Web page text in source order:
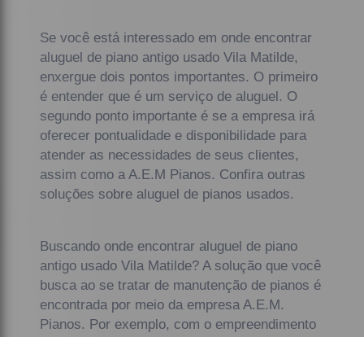
Se você está interessado em onde encontrar
aluguel de piano antigo usado Vila Matilde,
enxergue dois pontos importantes. O primeiro
é entender que é um serviço de aluguel. O
segundo ponto importante é se a empresa irá
oferecer pontualidade e disponibilidade para
atender as necessidades de seus clientes,
assim como a A.E.M Pianos. Confira outras
soluções sobre aluguel de pianos usados.
Buscando onde encontrar aluguel de piano
antigo usado Vila Matilde? A solução que você
busca ao se tratar de manutenção de pianos é
encontrada por meio da empresa A.E.M.
Pianos. Por exemplo, com o empreendimento